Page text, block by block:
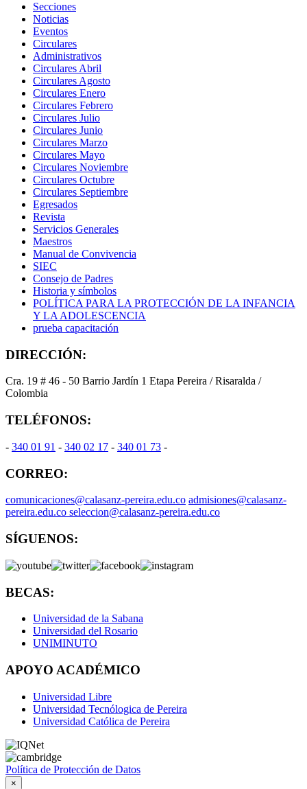
Secciones
Noticias
Eventos
Circulares
Administrativos
Circulares Abril
Circulares Agosto
Circulares Enero
Circulares Febrero
Circulares Julio
Circulares Junio
Circulares Marzo
Circulares Mayo
Circulares Noviembre
Circulares Octubre
Circulares Septiembre
Egresados
Revista
Servicios Generales
Maestros
Manual de Convivencia
SIEC
Consejo de Padres
Historia y símbolos
POLÍTICA PARA LA PROTECCIÓN DE LA INFANCIA
Y LA ADOLESCENCIA
prueba capacitación
DIRECCIÓN:
Cra. 19 # 46 - 50 Barrio Jardín 1 Etapa Pereira / Risaralda /
Colombia
TELÉFONOS:
- 340 01 91 - 340 02 17 - 340 01 73 -
CORREO:
comunicaciones@calasanz-pereira.edu.co admisiones@calasanz-
pereira.edu.co seleccion@calasanz-pereira.edu.co
SÍGUENOS:
BECAS:
Universidad de la Sabana
Universidad del Rosario
UNIMINUTO
APOYO ACADÉMICO
Universidad Libre
Universidad Tecnólogica de Pereira
Universidad Católica de Pereira
Política de Protección de Datos
×